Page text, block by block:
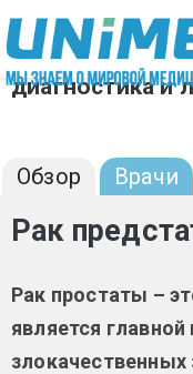
Перейти к
Рак
диагностика и
Обзор Врачи
Рак
Рак простаты –
является